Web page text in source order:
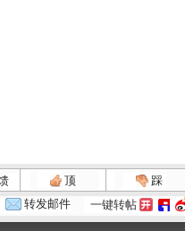
顶 踩
转发邮件 一键转帖